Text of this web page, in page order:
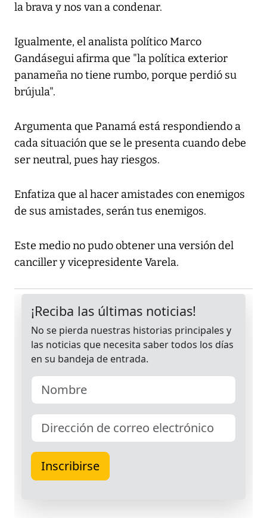
la brava y nos van a condenar.
Igualmente, el analista político Marco
Gandásegui afirma que "la política exterior
panameña no tiene rumbo, porque perdió su
brújula".
Argumenta que Panamá está respondiendo a
cada situación que se le presenta cuando debe
ser neutral, pues hay riesgos.
Enfatiza que al hacer amistades con enemigos
de sus amistades, serán tus enemigos.
Este medio no pudo obtener una versión del
canciller y vicepresidente Varela.